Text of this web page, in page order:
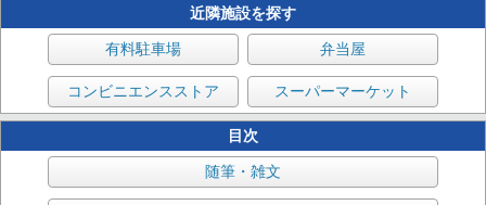
近隣施設を探す
有料駐車場 弁当屋
コンビニエンスストア スーパーマーケット
目次
随筆・雑文